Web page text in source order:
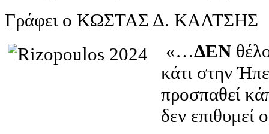
Γράφει ο ΚΩΣΤΑΣ Δ. ΚΑΛΤΣΗΣ
«…ΔΕΝ
κάτι στην
προσπαθεί
δεν